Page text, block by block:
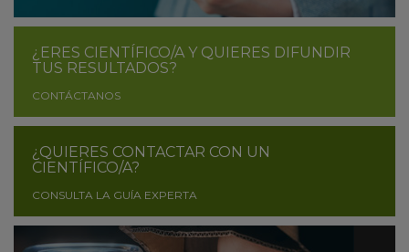
¿ERES CIENTÍFICO/A Y QUIERES DIFUNDIR
TUS RESULTADOS?
CONTÁCTANOS
¿QUIERES CONTACTAR CON UN
CIENTÍFICO/A?
CONSULTA LA GUÍA EXPERTA